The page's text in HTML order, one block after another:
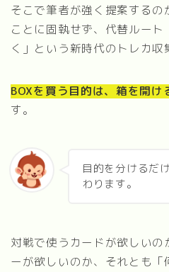
そこで筆者が強く提案するの
ことに固執せず、代替ルー
く」という新時代のトレカ収
BOXを買う目的は、箱を開
す。
目的を分けるだ
わります。
対戦で使うカードが欲しい
ーが欲しいのか、それとも